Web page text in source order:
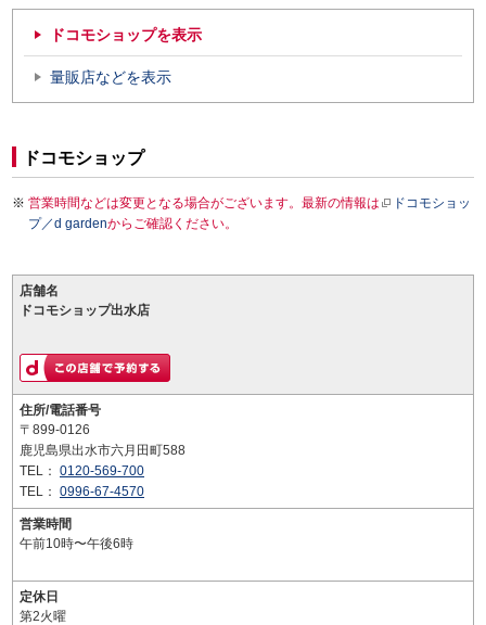
ドコモショップを表示
量販店などを表示
ドコモショップ
営業時間などは変更となる場合がございます。最新の情報は
ドコモショッ
プ／d gardenからご確認ください。
店舗名
ドコモショップ出水店
住所/電話番号
〒899-0126
鹿児島県出水市六月田町588
TEL： 0120-569-700
TEL： 0996-67-4570
営業時間
午前10時〜午後6時
定休日
第2火曜